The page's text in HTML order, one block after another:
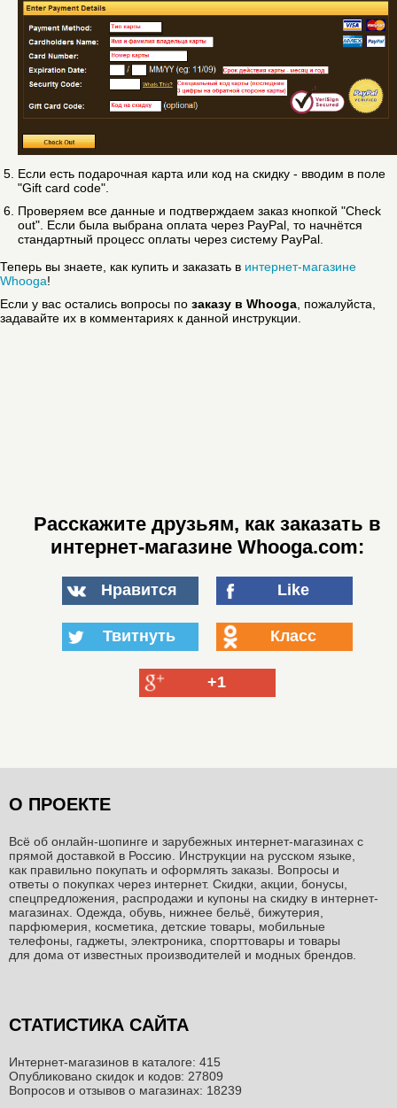
Если есть подарочная карта или код на скидку - вводим в поле
"Gift card code".
Проверяем все данные и подтверждаем заказ кнопкой "Check
out". Если была выбрана оплата через PayPal, то начнётся
стандартный процесс оплаты через систему PayPal.
Теперь вы знаете, как купить и заказать в интернет-магазине
Whooga!
Если у вас остались вопросы по заказу в Whooga , пожалуйста,
задавайте их в комментариях к данной инструкции.
Расскажите друзьям, как заказать в
интернет-магазине Whooga.com:
Нравится Like
Твитнуть Класс
+1
О ПРОЕКТЕ
Всё об онлайн-шопинге и зарубежных интернет-магазинах c
прямой доставкой в Россию. Инструкции на русском языке,
как правильно покупать и оформлять заказы. Вопросы и
ответы о покупках через интернет. Скидки, акции, бонусы,
спецпредложения, распродажи и купоны на скидку в интернет-
магазинах. Одежда, обувь, нижнее бельё, бижутерия,
парфюмерия, косметика, детские товары, мобильные
телефоны, гаджеты, электроника, спорттовары и товары
для дома от известных производителей и модных брендов.
СТАТИСТИКА САЙТА
Интернет-магазинов в каталоге: 415
Опубликовано скидок и кодов: 27809
Вопросов и отзывов о магазинах: 18239